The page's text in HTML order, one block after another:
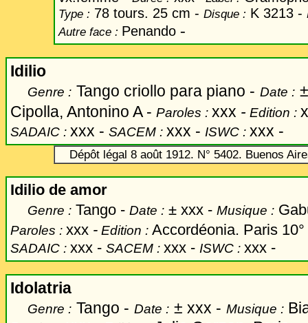
Type : 78 tours. 25 cm - Disque : K 3213 -
Autre face : Penando -
Idilio
Genre : Tango criollo para piano - Date : ±
Cipolla, Antonino A - Paroles : xxx - Edition :
SADAIC : xxx - SACEM : xxx - ISWC : xxx -
Dépôt légal 8 août 1912. N° 5402. Buenos
Idilio de amor
Genre : Tango - Date : ± xxx - Musique :
Paroles : xxx - Edition : Accordéonia. Paris
SADAIC : xxx - SACEM : xxx - ISWC : xxx -
Idolatria
Genre : Tango - Date : ± xxx - Musique :